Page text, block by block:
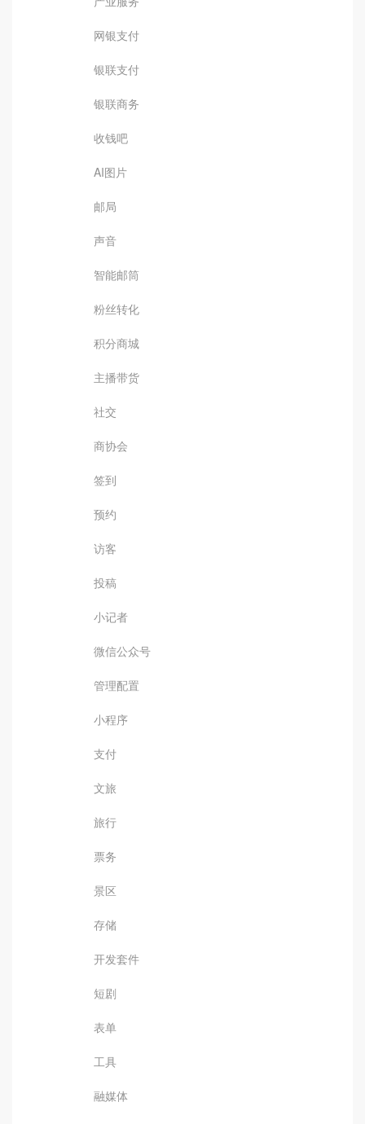
网银支付
银联支付
银联商务
收钱吧
AI图片
邮局
声音
智能邮筒
粉丝转化
积分商城
主播带货
社交
商协会
签到
预约
访客
投稿
小记者
微信公众号
管理配置
小程序
支付
文旅
旅行
票务
景区
存储
开发套件
短剧
表单
工具
融媒体